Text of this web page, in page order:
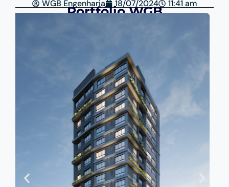
WGB Engenharia 18/07/2024 11:41 am
Portfólio WGB